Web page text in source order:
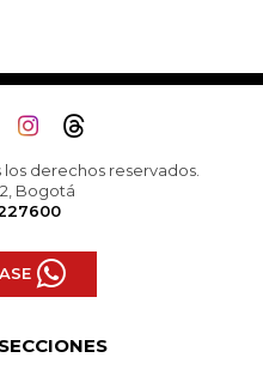
los derechos reservados.
Bogotá